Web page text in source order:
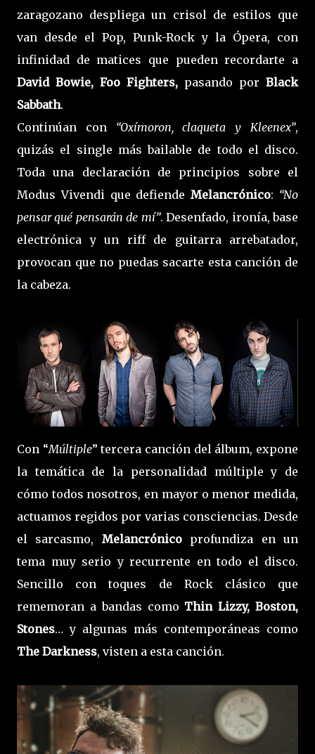
zaragozano despliega un crisol de estilos que
van desde el Pop, Punk-Rock y la Ópera, con
infinidad de matices que pueden recordarte a
David Bowie, Foo Fighters, pasando por Black
Sabbath.
Continúan con “Oxímoron, claqueta y Kleenex”,
quizás el single más bailable de todo el disco.
Toda una declaración de principios sobre el
Modus Vivendi que defiendeMelancrónico: “No
pensar qué pensarán de mí”. Desenfado, ironía, base
electrónica y un riff de guitarra arrebatador,
provocan que no puedas sacarte esta canción de
la cabeza.
Con “Múltiple” tercera canción del álbum, expone
la temática de la personalidad múltiple y de
cómo todos nosotros, en mayor o menor medida,
actuamos regidos por varias consciencias. Desde
el sarcasmo, Melancrónico profundiza en un
tema muy serio y recurrente en todo el disco.
Sencillo con toques de Rock clásico que
rememoran a bandas como Thin Lizzy, Boston,
Stones… y algunas más contemporáneas como
The Darkness, visten a esta canción.